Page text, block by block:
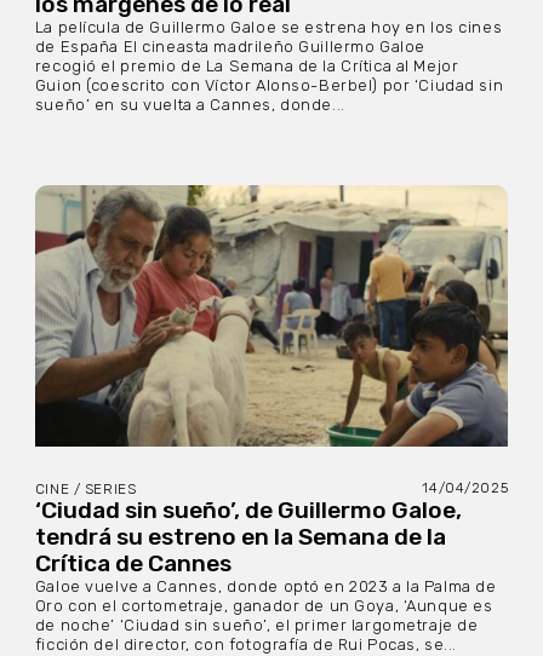
La película de Guillermo Galoe se estrena hoy en los cines
de España El cineasta madrileño Guillermo Galoe
recogió el premio de La Semana de la Crítica al Mejor
Guion (coescrito con Víctor Alonso-Berbel) por ‘Ciudad sin
sueño’ en su vuelta a Cannes, donde...
CINE / SERIES 14/04/2025
‘Ciudad sin sueño’, de Guillermo Galoe,
tendrá su estreno en la Semana de la
Crítica de Cannes
Galoe vuelve a Cannes, donde optó en 2023 a la Palma de
Oro con el cortometraje, ganador de un Goya, ‘Aunque es
de noche’ ‘Ciudad sin sueño’, el primer largometraje de
ficción del director, con fotografía de Rui Pocas, se...